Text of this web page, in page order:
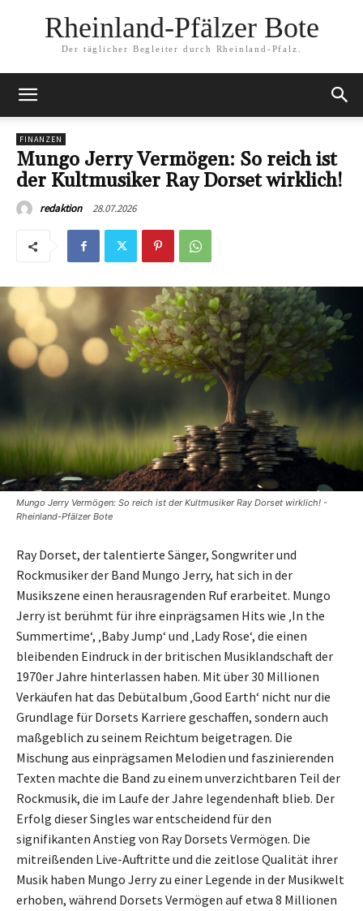
Rheinland-Pfälzer Bote
Der täglicher Begleiter durch Rheinland-Pfalz.
FINANZEN
Mungo Jerry Vermögen: So reich ist
der Kultmusiker Ray Dorset wirklich!
redaktion 28.07.2026
Mungo Jerry Vermögen: So reich ist der Kultmusiker Ray Dorset wirklich! -
Rheinland-Pfälzer Bote
Ray Dorset, der talentierte Sänger, Songwriter und
Rockmusiker der Band Mungo Jerry, hat sich in der
Musikszene einen herausragenden Ruf erarbeitet. Mungo
Jerry ist berühmt für ihre einprägsamen Hits wie ‚In the
Summertime‘, ‚Baby Jump‘ und ‚Lady Rose‘, die einen
bleibenden Eindruck in der britischen Musiklandschaft der
1970er Jahre hinterlassen haben. Mit über 30 Millionen
Verkäufen hat das Debütalbum ‚Good Earth‘ nicht nur die
Grundlage für Dorsets Karriere geschaffen, sondern auch
maßgeblich zu seinem Reichtum beigetragen. Die
Mischung aus einprägsamen Melodien und faszinierenden
Texten machte die Band zu einem unverzichtbaren Teil der
Rockmusik, die im Laufe der Jahre legendenhaft blieb. Der
Erfolg dieser Singles war entscheidend für den
signifikanten Anstieg von Ray Dorsets Vermögen. Die
mitreißenden Live-Auftritte und die zeitlose Qualität ihrer
Musik haben Mungo Jerry zu einer Legende in der Musikwelt
erhoben, während Dorsets Vermögen auf etwa 8 Millionen